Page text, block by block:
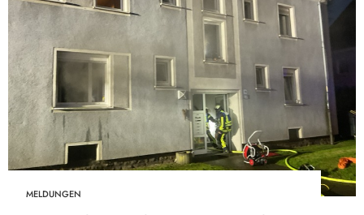
MELDUNGEN